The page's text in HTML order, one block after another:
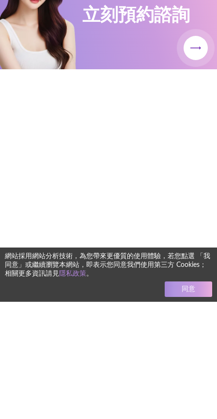
立刻預約諮詢
網站採用網站分析技術，為您帶來更優質的使用體驗，若您點選 「我
同意」或繼續瀏覽本網站，即表示您同意我們使用第三方 Cookies；
相關更多資訊請見 隱私政策。
同意